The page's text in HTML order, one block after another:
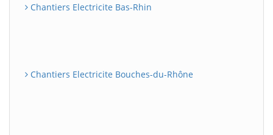
Chantiers Electricite Bas-Rhin
Chantiers Electricite Bouches-du-Rhône